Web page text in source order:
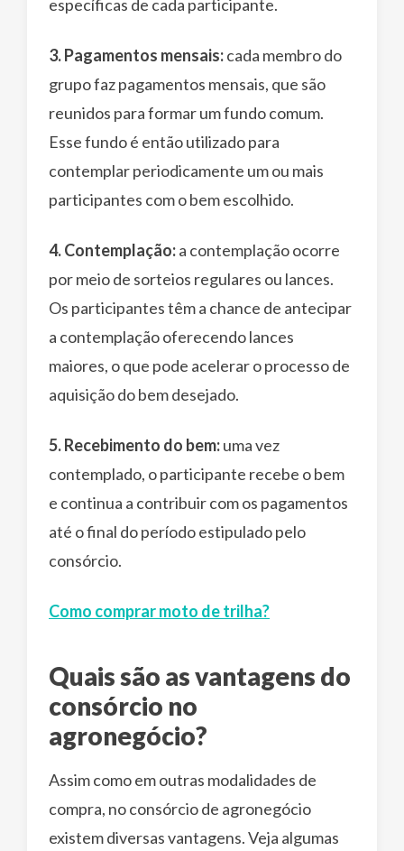
específicas de cada participante.
3. Pagamentos mensais:cada membro do
grupo faz pagamentos mensais, que são
reunidos para formar um fundo comum.
Esse fundo é então utilizado para
contemplar periodicamente um ou mais
participantes com o bem escolhido.
4. Contemplação:a contemplação ocorre
por meio de sorteios regulares ou lances.
Os participantes têm a chance de antecipar
a contemplação oferecendo lances
maiores, o que pode acelerar o processo de
aquisição do bem desejado.
5. Recebimento do bem:uma vez
contemplado, o participante recebe o bem
e continua a contribuir com os pagamentos
até o final do período estipulado pelo
consórcio.
Como comprar moto de trilha?
Quais são as vantagens do
consórcio no
agronegócio?
Assim como em outras modalidades de
compra, no consórcio de agronegócio
existem diversas vantagens. Veja algumas